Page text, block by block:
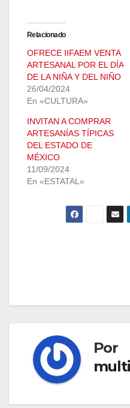
Relacionado
OFRECE IIFAEM VENTA
ARTESANAL POR EL DÍA
DE LA NIÑA Y DEL NIÑO
26/04/2024
En «CULTURA»
INVITAN A COMPRAR
ARTESANÍAS TÍPICAS
DEL ESTADO DE
MÉXICO
11/09/2024
En «ESTATAL»
entradas
Por